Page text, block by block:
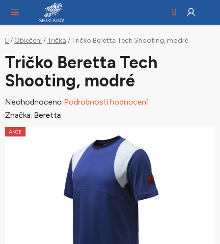
obsah
Domů
/ Oblečení/ Trička / Tričko Beretta Tech Shooting, modré
Tričko Beretta Tech
Shooting, modré
Průměrné
hodnocení
produktu
Neohodnoceno Podrobnosti hodnocení
Značka: Beretta
AKCE